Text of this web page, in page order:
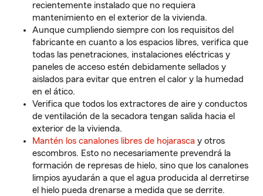
recientemente instalado que no requiera
mantenimiento en el exterior de la vivienda.
Aunque cumpliendo siempre con los requisitos del
fabricante en cuanto a los espacios libres, verifica que
todas las penetraciones, instalaciones eléctricas y
paneles de acceso estén debidamente sellados y
aislados para evitar que entren el calor y la humedad
en el ático.
Verifica que todos los extractores de aire y conductos
de ventilación de la secadora tengan salida hacia el
exterior de la vivienda.
Mantén los canalones libres de hojarasca y otros
escombros. Esto no necesariamente prevendrá la
formación de represas de hielo, sino que los canalones
limpios ayudarán a que el agua producida al derretirse
el hielo pueda drenarse a medida que se derrite.